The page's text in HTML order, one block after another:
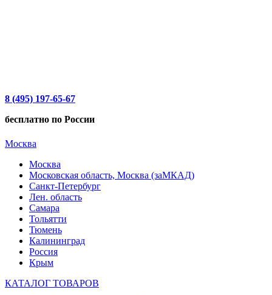
8 (495) 197-65-67
бесплатно по России
Москва
Москва
Московская область, Москва (заМКАД)
Санкт-Петербург
Лен. область
Самара
Тольятти
Тюмень
Калининград
Россия
Крым
КАТАЛОГ ТОВАРОВ